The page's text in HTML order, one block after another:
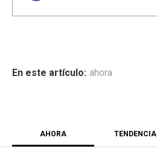
ahora
AHORA TENDENCIA